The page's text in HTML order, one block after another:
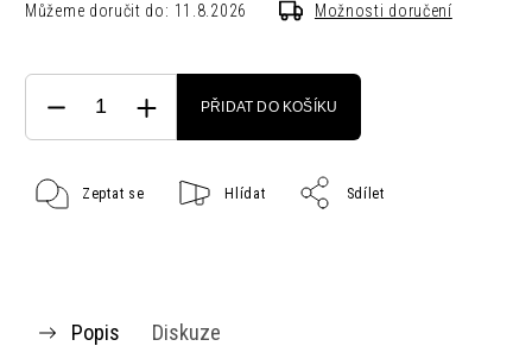
Můžeme doručit do: 11.8.2026 Možnosti doručení
PŘIDAT DO KOŠÍKU
Zeptat se Hlídat Sdílet
Popis Diskuze